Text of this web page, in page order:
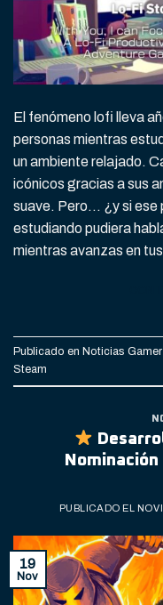
El fenómeno lofi lleva
personas mientras
un ambiente relajado.
icónicos gracias a sus
suave. Pero… ¿y si ese
estudiando pudiera
mientras avanzas en
Publicado en Noticias Gamer
Steam
PUBLICADO EL
19
Nov